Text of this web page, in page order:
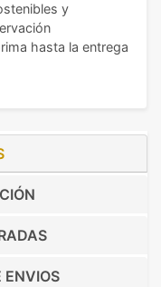
y
hasta la entrega
ENVIOS